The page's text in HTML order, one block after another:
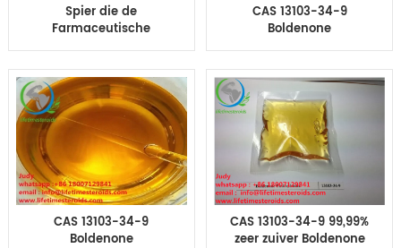
Spier die de
Farmaceutische
Materialen van
voor Spieraanwinsten
CAS 13103-34-9
bereiken
CAS 13103-34-9
Boldenone
Undecylenate-cyclus
Cyclus Boldenone-
steroïden
CAS 13103-34-9
Boldenone
CAS 13103-34-9 99,99%
zeer zuiver Boldenone